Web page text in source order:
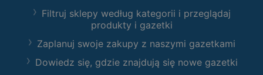
Filtruj sklepy według kategorii i przeglądaj
produkty i gazetki
Zaplanuj swoje zakupy z naszymi gazetkami
Dowiedz się, gdzie znajdują się nowe gazetki